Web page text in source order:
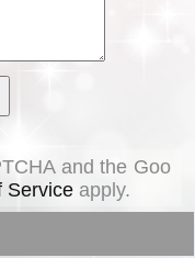
and the Goo
Service apply.